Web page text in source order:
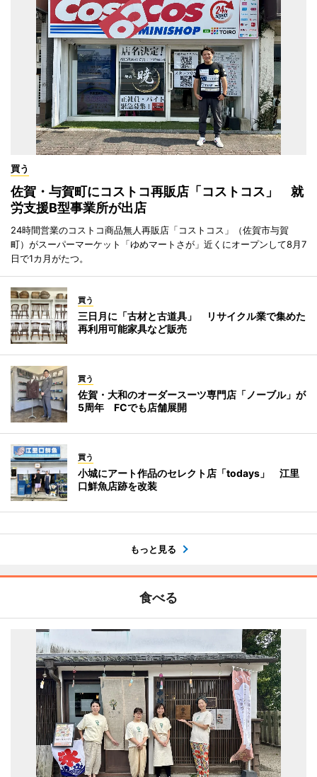
買う
佐賀・与賀町にコストコ再販店「コストコス」 就
労支援B型事業所が出店
24時間営業のコストコ商品無人再販店「コストコス」（佐賀市与賀
町）がスーパーマーケット「ゆめマートさが」近くにオープンして8月7
日で1カ月がたつ。
買う
三日月に「古材と古道具」 リサイクル業で集めた
再利用可能家具など販売
買う
佐賀・大和のオーダースーツ専門店「ノーブル」が
5周年 FCでも店舗展開
買う
小城にアート作品のセレクト店「todays」 江里
口鮮魚店跡を改装
もっと見る
食べる